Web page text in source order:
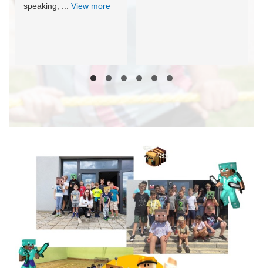
speaking, ... View more